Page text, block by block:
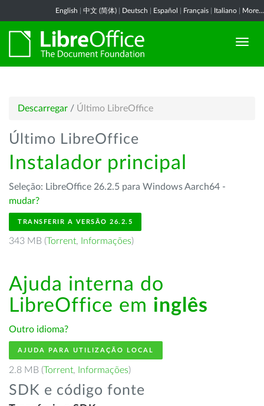
English 中文 (简体) Deutsch Español Français Italiano More...
Descarregar / Último LibreOffice
Último LibreOffice
Instalador principal
Seleção: LibreOffice 26.2.5 para Windows Aarch64 -
mudar?
TRANSFERIR A VERSÃO 26.2.5
343 MB (Torrent, Informações)
Ajuda interna do
LibreOffice em inglês
Outro idioma?
AJUDA PARA UTILIZAÇÃO LOCAL
2.8 MB (Torrent, Informações)
SDK e código fonte